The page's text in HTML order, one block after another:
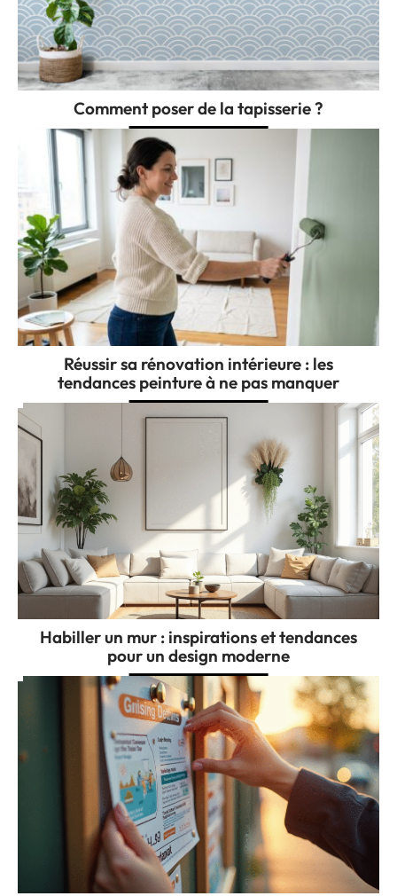
Comment poser de la tapisserie ?
Réussir sa rénovation intérieure : les
tendances peinture à ne pas manquer
Habiller un mur : inspirations et tendances
pour un design moderne